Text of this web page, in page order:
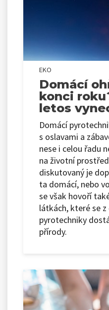
EKO
Domácí
konci
letos
Domácí
s oslavami a
nese i celou řadu
na životní
diskutovaný je
ta domácí, nebo
se však hovoří
látkách, které se
pyrotechniky
přírody.